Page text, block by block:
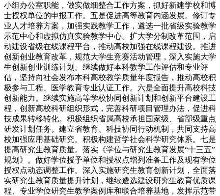
小组办公室职能，做实做细整合工作方案，抓好新建学校和博
士授权单位的申报工作。五是促进高等教育内涵发展。修订专
业人才培养方案，加强实践教学工作，遴选一批省级实验教学
示范中心和虚拟仿真实验教学中心。扩大学分制改革范围，启
动建设省级在线课程平台，推动高校加强在线课程建设。推进
创新创业教育改革，规范大学生竞赛活动管理，深入实施大学
生创新创业训练计划。继续做好本科教学工作评估和专业评
估，坚持向社会发布本科高校教学质量年度报告，推动高校积
极参与工程、医学教育专业认证工作。六是全面提升高校科技
创新能力。继续实施高等学校协同创新计划和创新平台建设工
程，创新高校科研组织形式，完善科研项目管理办法，促进科
技成果转移转化。积极组织省属高校承担国家级、省部级重点
研发计划任务。建立省教育、科技协同行动机制，共同支持高
校加强应用基础研究。积极构建哲学社会科学研究体系。七是
提高研究生教育质量。落实《学位与研究生教育发展“十三五”
规划》。做好学位授予单位和授权点增列准备工作及现有学位
授权点动态调整工作。深入实施研究生教育创新计划，全面落
实研究生教育质量提升计划，继续遴选建设研究生教育优质课
程、专业学位研究生教学案例库和联合培养基地，发挥示范带